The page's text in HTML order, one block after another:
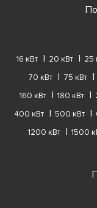
16 кВт 20 кВт 25
70 кВт
75 кВт
160 кВт
180 кВт
400 кВт
500 кВт
1200 кВт
1500